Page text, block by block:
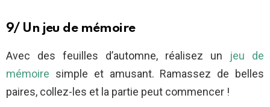
9/ Un jeu de mémoire
Avec des feuilles d’automne, réalisez un jeu de
mémoire simple et amusant. Ramassez de belles
paires, collez-les et la partie peut commencer !